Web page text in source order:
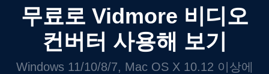
무료로 Vidmore 비디오
컨버터 사용해 보기
Windows 11/10/8/7, Mac OS X 10.12 이상에